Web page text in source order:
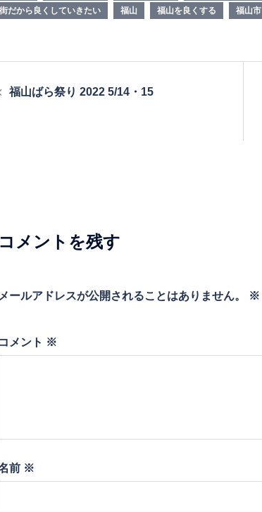
だから良くしていきたい
福山 福山を良くする 福山市
福山ばら祭り 2022 5/14・15
コメントを残す
メールアドレスが公開されることはありません。 ※
コメント ※
前 ※